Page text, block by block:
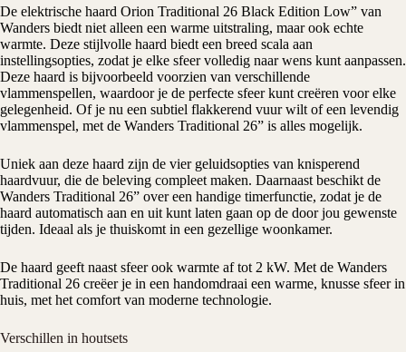
De elektrische haard Orion Traditional 26 Black Edition Low” van
Wanders biedt niet alleen een warme uitstraling, maar ook echte
warmte. Deze stijlvolle haard biedt een breed scala aan
instellingsopties, zodat je elke sfeer volledig naar wens kunt aanpassen.
Deze haard is bijvoorbeeld voorzien van verschillende
vlammenspellen, waardoor je de perfecte sfeer kunt creëren voor elke
gelegenheid. Of je nu een subtiel flakkerend vuur wilt of een levendig
vlammenspel, met de Wanders Traditional 26” is alles mogelijk.
Uniek aan deze haard zijn de vier geluidsopties van knisperend
haardvuur, die de beleving compleet maken. Daarnaast beschikt de
Wanders Traditional 26” over een handige timerfunctie, zodat je de
haard automatisch aan en uit kunt laten gaan op de door jou gewenste
tijden. Ideaal als je thuiskomt in een gezellige woonkamer.
De haard geeft naast sfeer ook warmte af tot 2 kW. Met de Wanders
Traditional 26 creëer je in een handomdraai een warme, knusse sfeer in
huis, met het comfort van moderne technologie.
Verschillen in houtsets